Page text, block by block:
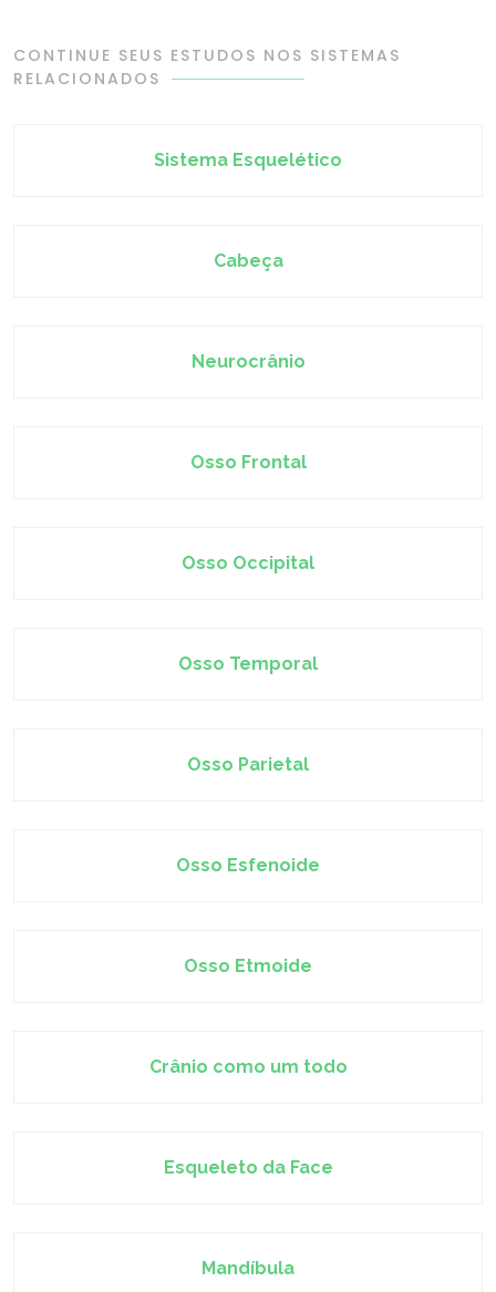
CONTINUE SEUS ESTUDOS NOS SISTEMAS
RELACIONADOS
Sistema Esquelético
Cabeça
Neurocrânio
Osso Frontal
Osso Occipital
Osso Temporal
Osso Parietal
Osso Esfenoide
Osso Etmoide
Crânio como um todo
Esqueleto da Face
Mandíbula